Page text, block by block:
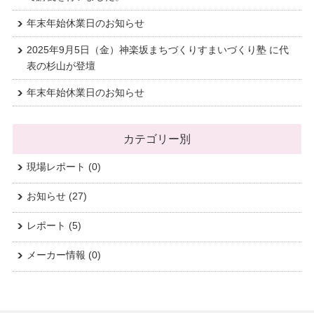
年末年始休業日のお知らせ
2025年9月5日（金）神楽坂まちづくりすまいづくり塾 に代
表の杉山が登壇
年末年始休業日のお知らせ
カテゴリー別
現場レポート (0)
お知らせ(27)
レポート (5)
メーカー情報 (0)